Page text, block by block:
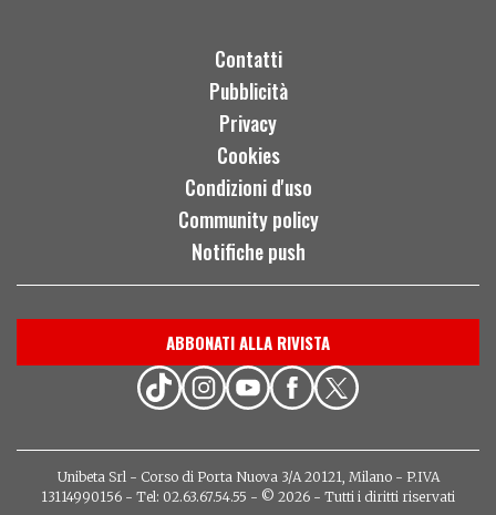
Contatti
Pubblicità
Privacy
Cookies
Condizioni d'uso
Community policy
Notifiche push
ABBONATI ALLA RIVISTA
Unibeta Srl - Corso di Porta Nuova 3/A 20121, Milano - P.IVA
13114990156 - Tel: 02.63.67.54.55 - © 2026 - Tutti i diritti riservati